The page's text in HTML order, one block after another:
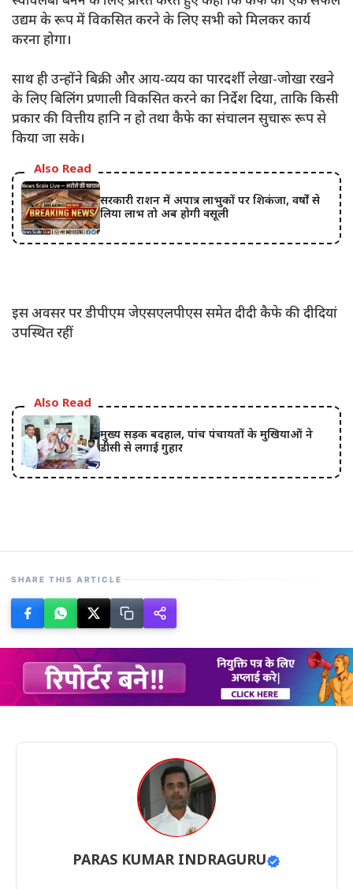
उद्यम के रूप में विकसित करने के लिए सभी को मिलकर कार्य
करना होगा।
साथ ही उन्होंने बिक्री और आय-व्यय का पारदर्शी लेखा-जोखा रखने
के लिए बिलिंग प्रणाली विकसित करने का निर्देश दिया, ताकि किसी
प्रकार की वित्तीय हानि न हो तथा कैफे का संचालन सुचारू रूप से
किया जा सके।
Also Read
सरकारी राशन में अपात्र लाभुकों पर शिकंजा, वर्षों से
लिया लाभ तो अब होगी वसूली
इस अवसर पर डीपीएम जेएसएलपीएस समेत दीदी कैफे की दीदियां
उपस्थित रहीं
Also Read
मुख्य सड़क बदहाल, पांच पंचायतों के मुखियाओं ने
डीसी से लगाई गुहार
SHARE THIS ARTICLE
PARAS KUMAR INDRAGURU